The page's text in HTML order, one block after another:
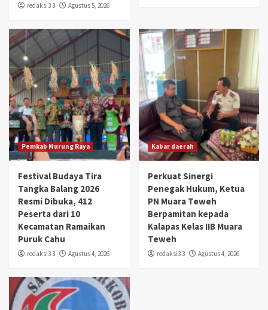
redaksi3 3 Agustus 5, 2026
Pemkab Murung Raya
Festival Budaya Tira
Tangka Balang 2026
Resmi Dibuka, 412
Peserta dari 10
Kecamatan Ramaikan
Puruk Cahu
redaksi3 3 Agustus 4, 2026
Kabar daerah
Perkuat Sinergi
Penegak Hukum, Ketua
PN Muara Teweh
Berpamitan kepada
Kalapas Kelas IIB Muara
Teweh
redaksi3 3 Agustus 4, 2026